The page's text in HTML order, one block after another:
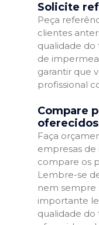
Solicite
Peça
clientes
qualidade do
de
garantir que
profissional
Compare
oferecidos
Faça
empresas
compare os
Lembre-se
nem sempre
importante
qualidade do